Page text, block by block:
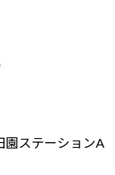
園ステーションA